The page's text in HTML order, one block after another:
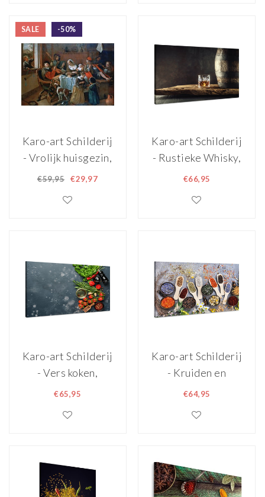
SALE -50%
Karo-art Schilderij
- Vrolijk huisgezin,
Jan Steen,
gebruiken geen
€59,95 €29,97
Karo-art Schilderij
- Rustieke Whisky,
Geniet van het
Print
€66,95
Karo-art Schilderij
- Vers koken,
Groente en
Print
€65,95
Karo-art Schilderij
- Kruiden en
Specerijen van de
Print
€64,95